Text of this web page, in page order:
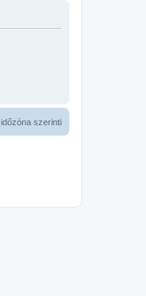
időzóna szerinti